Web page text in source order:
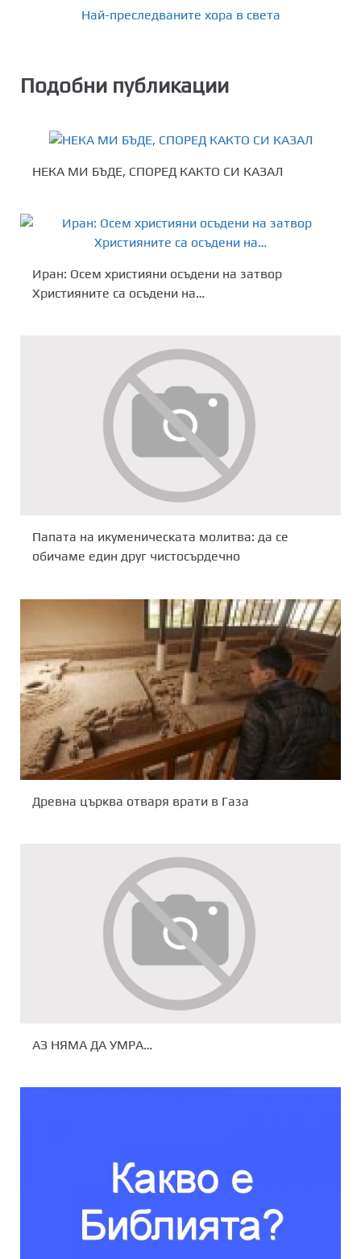
Най-преследваните хора в света
Подобни публикации
НЕКА МИ БЪДЕ, СПОРЕД КАКТО СИ КАЗАЛ
Иран: Осем християни осъдени на затвор
Християните са осъдени на…
Папата на икуменическата молитва: да се
обичаме един друг чистосърдечно
Древна църква отваря врати в Газа
АЗ НЯМА ДА УМРА…